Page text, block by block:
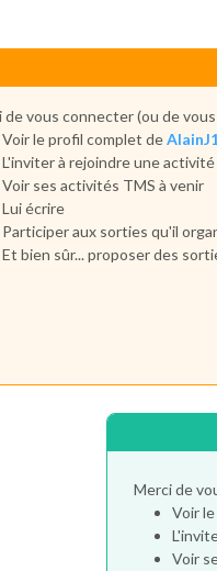
de vous connecter (ou de
Voir le profil complet de
L'inviter à rejoindre une activité
Voir ses activités TMS à venir
Lui écrire
Participer aux sorties qu'il
Et bien sûr... proposer des
Merci de
Voir
Voir